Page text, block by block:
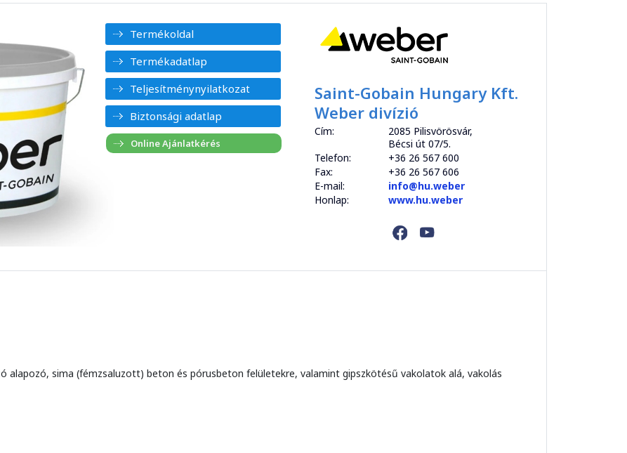
Termékoldal
Termékadatlap
Teljesítménynyilatkozat
Biztonsági adatlap
Saint-Gobain Hungary Kft.
Weber divízió
Cím:
2085 Pilisvörösvár,
Bécsi út 07/5.
Telefon:
+36 26 567 600
Fax:
+36 26 567 606
E-mail:
info@hu.weber
Honlap:
www.hu.weber
alapozó, sima (fémzsaluzott) beton és pórusbeton felületekre, valamint gipszkötésű vakolatok alá, vakolás